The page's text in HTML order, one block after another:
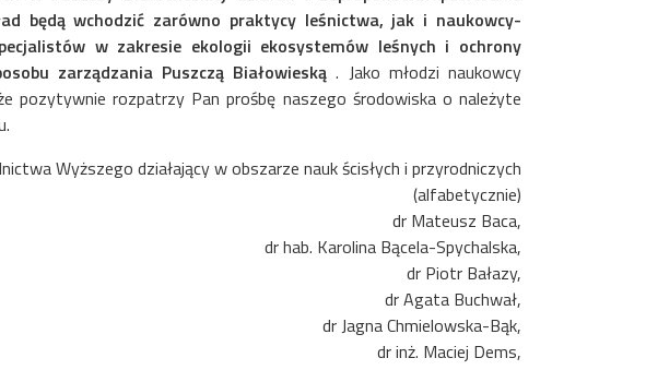
będą wchodzić zarówno praktycy leśnictwa, jak i naukowcy-
w zakresie ekologii ekosystemów leśnych i ochrony
zarządzania Puszczą Białowieską. Jako młodzi naukowcy
pozytywnie rozpatrzy Pan prośbę naszego środowiska o należyte
Wyższego działający w obszarze nauk ścisłych i przyrodniczych
(alfabetycznie)
dr Mateusz Baca,
dr hab. Karolina Bącela-Spychalska,
dr Piotr Bałazy,
dr Agata Buchwał,
dr Jagna Chmielowska-Bąk,
dr inż. Maciej Dems,